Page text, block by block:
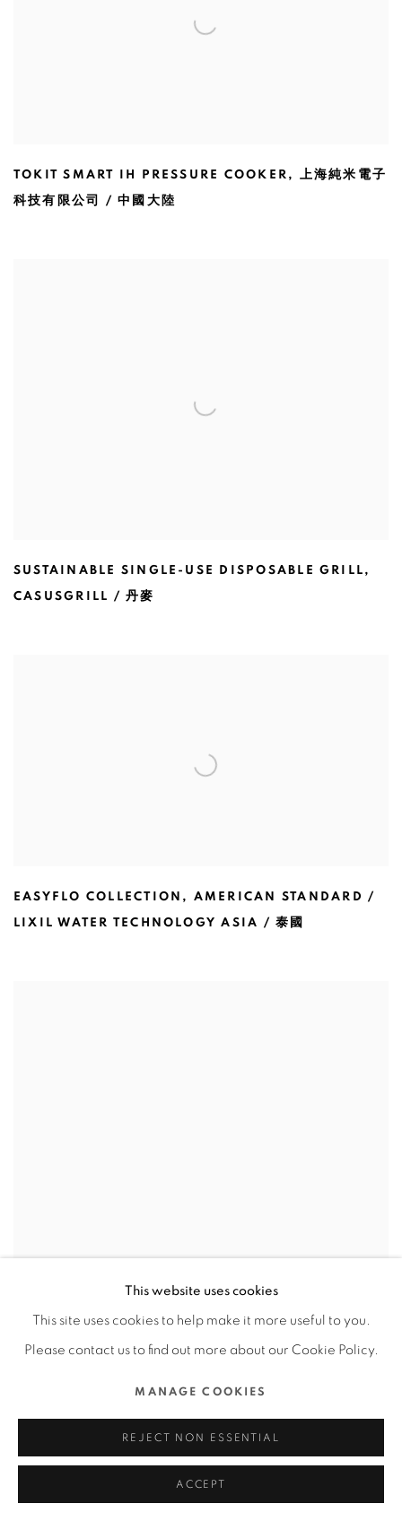
TOKIT SMART IH PRESSURE COOKER , 上海純米電子
科技有限公司 / 中國大陸
SUSTAINABLE SINGLE-USE DISPOSABLE GRILL ,
CASUSGRILL / 丹麥
EASYFLO COLLECTION , AMERICAN STANDARD /
LIXIL WATER TECHNOLOGY ASIA / 泰國
This website uses cookies
This site uses cookies to help make it more useful to you.
Please contact us to find out more about our Cookie Policy.
MANAGE COOKIES
REJECT NON ESSENTIAL
ACCEPT